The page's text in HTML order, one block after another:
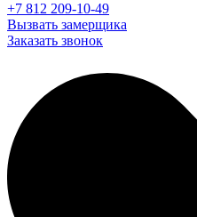
+7 812 209-10-49
Вызвать замерщика
Заказать звонок